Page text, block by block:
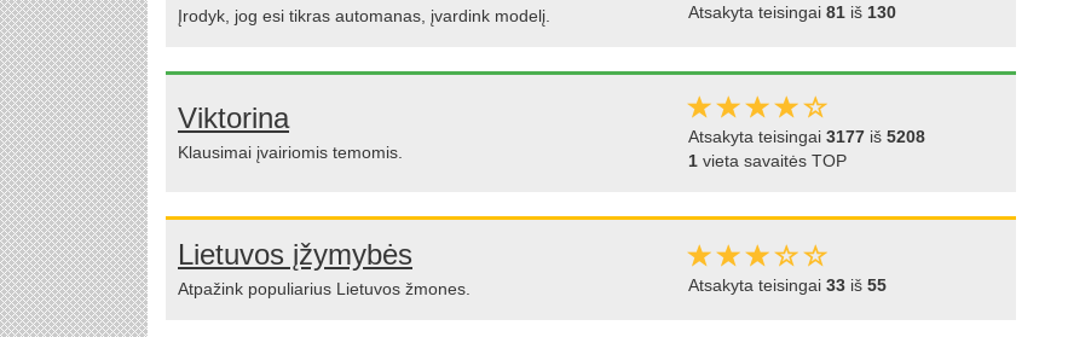
Įrodyk, jog esi tikras automanas, įvardink modelį. Atsakyta teisingai 81 iš 130
Viktorina
Klausimai įvairiomis temomis.
Atsakyta teisingai 3177 iš 5208
1 vieta savaitės TOP
Lietuvos įžymybės
Atpažink populiarius Lietuvos žmones. Atsakyta teisingai 33 iš 55